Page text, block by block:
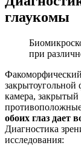
глаукомы
при
закрытоугольной
камера, закрытый
обоих глаз дает
Диагностика
исследования: